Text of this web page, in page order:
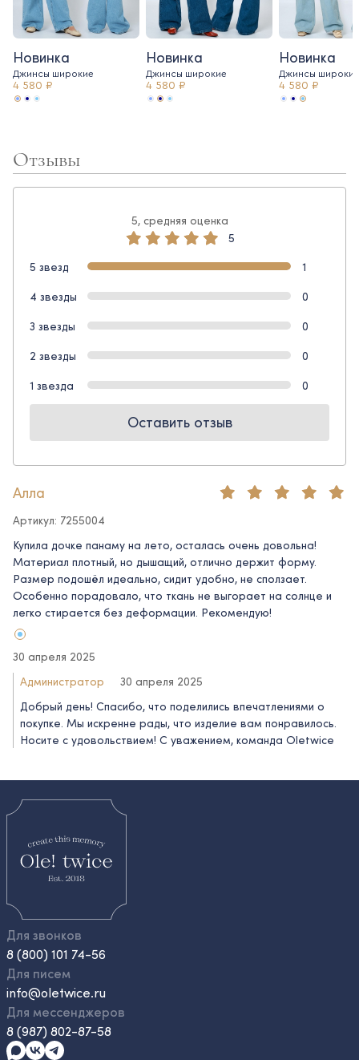
Новинка
Джинсы широкие
4 580 ₽
Новинка
Джинсы широкие
4 580 ₽
Новинка
Джинсы
4 580 ₽
Отзывы
5, средняя оценка
5
5 звезд
1
4 звезды
0
3 звезды
0
2 звезды
0
1 звезда
0
Оставить отзыв
Алла
Артикул: 7255004
Купила дочке панаму на лето, осталась очень довольна!
Материал плотный, но дышащий, отлично держит форму.
Размер подошёл идеально, сидит удобно, не сползает.
Особенно порадовало, что ткань не выгорает на солнце и
легко стирается без деформации. Рекомендую!
30 апреля 2025
Администратор
30 апреля 2025
Добрый день! Спасибо, что поделились впечатлениями о
покупке. Мы искренне рады, что изделие вам понравилось.
Носите с удовольствием! C уважением, команда Oletwice
Для звонков
8 (800) 101 74-56
Для писем
info@oletwice.ru
Для мессенджеров
8 (987) 802-87-58